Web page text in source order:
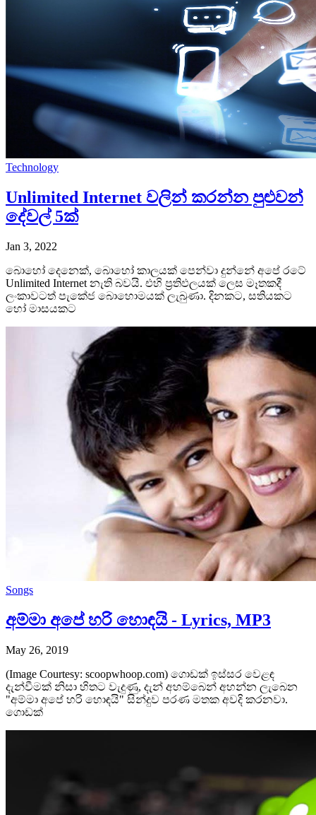
Technology
Unlimited Internet වලින් කරන්න පුළුවන්
දේවල් 5ක්
Jan 3, 2022
බොහෝ දෙනෙක්, බොහෝ කාලයක් පෙන්වා දුන්නේ අපේ රටේ
Unlimited Internet නැති බවයි. එහි ප්‍රතිඵලයක් ලෙස මෑතකදී
ලංකාවටත් පැකේජ බොහොමයක් ලැබුණා. දිනකට, සතියකට
හෝ මාසයකට
Songs
අම්මා අපේ හරි හොඳයි - Lyrics, MP3
May 26, 2019
(Image Courtesy: scoopwhoop.com) ගොඩක් ඉස්සර වෙළඳ
දැන්වීමක් නිසා හිතට වැදුණු, දැන් අහම්බෙන් අහන්න ලැබෙන
"අම්මා අපේ හරි හොඳයි" සින්දුව පරණ මතක අවදි කරනවා.
ගොඩක්